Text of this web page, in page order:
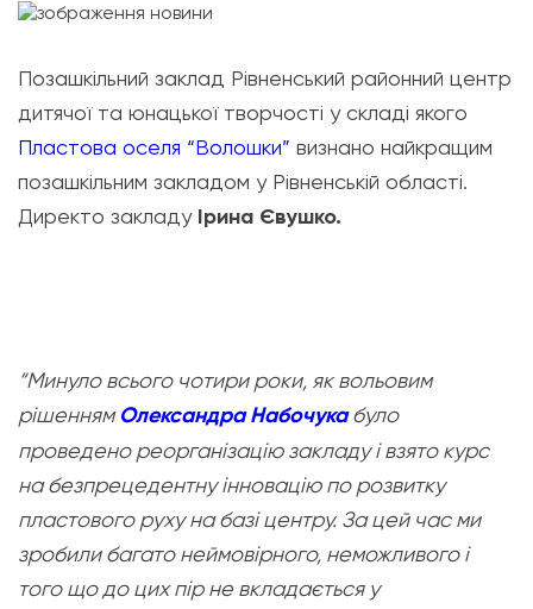
Позашкільний заклад Рівненський районний центр
дитячої та юнацької творчості у складі якого
Пластова оселя “Волошки” визнано найкращим
позашкільним закладом у Рівненській області.
Директо закладу Ірина Євушко.
“Минуло всього чотири роки, як вольовим
рішенням Олександра Набочука було
проведено реорганізацію закладу і взято курс
на безпрецедентну інновацію по розвитку
пластового руху на базі центру. За цей час ми
зробили багато неймовірного, неможливого і
того що до цих пір не вкладається у